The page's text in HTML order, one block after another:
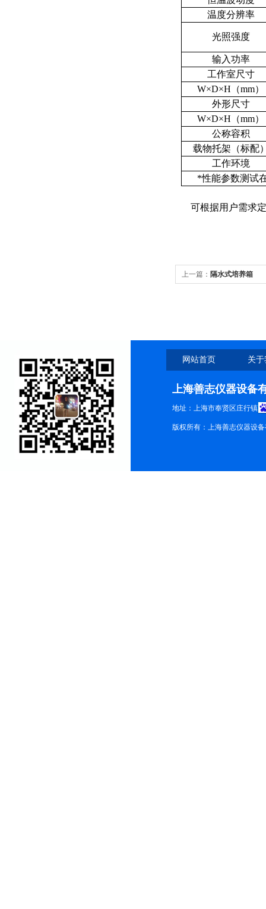
温度分辨率
光照强度
输入功率
工作室尺寸
W×D×H（mm）
外形尺寸
W×D×H（mm）
公称容积
载物托架（标配
工作环境
*性能参数测试
可根据用户需求定
上一篇： 隔水式培养箱
网站首页 关
上海善志仪器设备
地址：上海市奉贤区庄行镇
版权所有：上海善志仪器设